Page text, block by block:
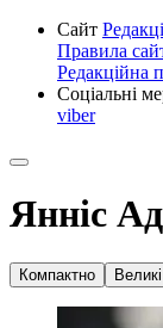
Сайт
Правила
Редакційна
Соціальні
viber
Янніс
Компактно